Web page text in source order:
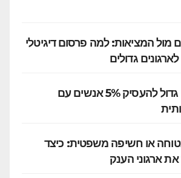
מול המציאות: למה פרסום דיגיטלי
גדולים
חובת גוף ציבורי גדול להעסיק 5% אנשים עם
או חשיפה משפטית: כיצד
ארגוני הענק